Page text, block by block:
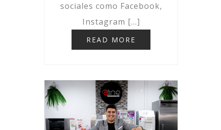
sociales como Facebook,
Instagram […]
READ MORE